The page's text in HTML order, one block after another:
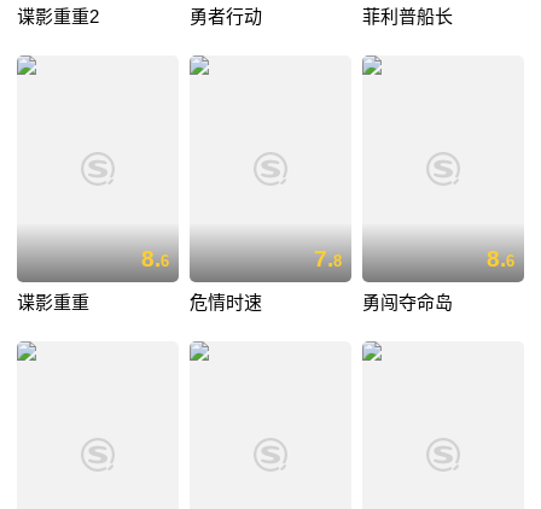
谍影重重2 勇者行动 菲利普船长
8.6
谍影重重
7.8
危情时速
8.6
勇闯夺命岛